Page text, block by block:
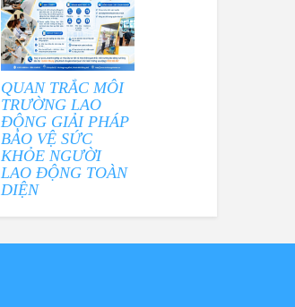
QUAN TRẮC MÔI
TRƯỜNG LAO
ĐỘNG GIẢI PHÁP
BẢO VỆ SỨC
KHỎE NGƯỜI
LAO ĐỘNG TOÀN
DIỆN